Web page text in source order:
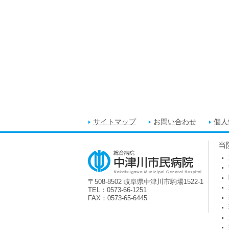
サイトマップ お問い合わせ 個
〒508-8502 岐阜県中津川市駒場1522-1
TEL：0573-66-1251
FAX：0573-65-6445
当